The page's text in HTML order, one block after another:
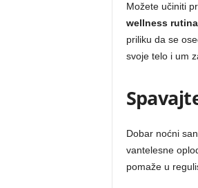
Možete učiniti
wellness
priliku da se
svoje telo i um
Dobar noćni
vantelesne
pomaže u